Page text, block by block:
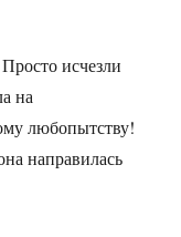
исчезли
на
любопытству!
направилась